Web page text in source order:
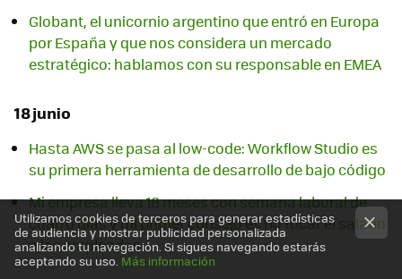
Globant, el unicornio argentino que entró en Europa
por España y que nos considera un mercado
estratégico: hablamos con su responsable en EMEA
18 junio
Hasta AWS se pasa al low-code: Workflow Studio es
su primera herramienta de desarrollo de bajo código
Mi empresa lleva 18 meses con semana laboral de
cuatro días y mi primer consejo es no tocar el salario
a los empleados
Utilizamos cookies de terceros para generar estadísticas
de audiencia y mostrar publicidad personalizada
analizando tu navegación. Si sigues navegando estarás
aceptando su uso. Más información